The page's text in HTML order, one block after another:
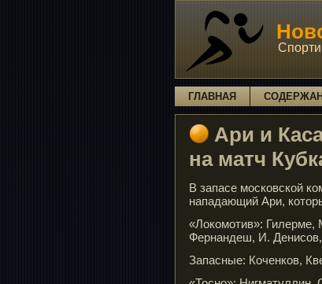
ГЛАВНАЯ
Ари и
на матч
В запасе московской
нападающий Ари,
«Локомотив»: Гилерме,
Фернандеш, И.
Запасные: Коченков,